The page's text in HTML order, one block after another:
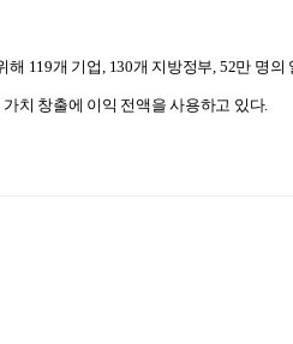
119개 기업, 130개 지방정부, 52만 명
치 창출에 이익 전액을 사용하고 있다.